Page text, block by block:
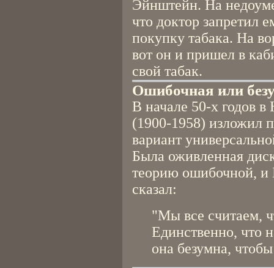
Эйнштейн. На
что доктор запретил
покупку табака. На
вот он и пришел в
свой табак.
Ошибочная или
В начале 50-х годов
(1900-1958) изложил
вариант
Была оживленная
теорию ошибочной, и
сказал:
"Мы все считаем,
Единственно, что
она безумна,